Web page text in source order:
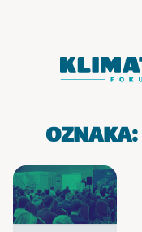
OZNAKA: